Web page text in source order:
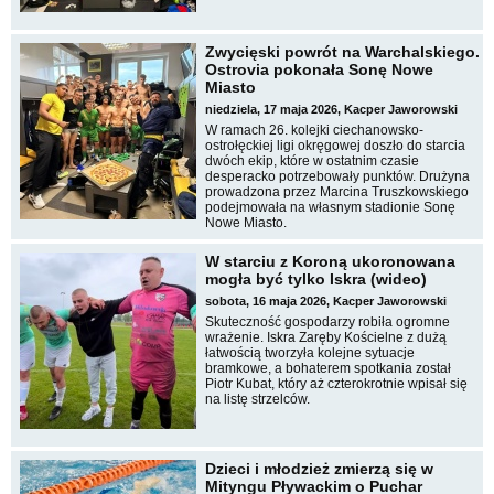
Zwycięski powrót na Warchalskiego.
Ostrovia pokonała Sonę Nowe
Miasto
niedziela, 17 maja 2026, Kacper Jaworowski
W ramach 26. kolejki ciechanowsko-
ostrołęckiej ligi okręgowej doszło do starcia
dwóch ekip, które w ostatnim czasie
desperacko potrzebowały punktów. Drużyna
prowadzona przez Marcina Truszkowskiego
podejmowała na własnym stadionie Sonę
Nowe Miasto.
W starciu z Koroną ukoronowana
mogła być tylko Iskra (wideo)
sobota, 16 maja 2026, Kacper Jaworowski
Skuteczność gospodarzy robiła ogromne
wrażenie. Iskra Zaręby Kościelne z dużą
łatwością tworzyła kolejne sytuacje
bramkowe, a bohaterem spotkania został
Piotr Kubat, który aż czterokrotnie wpisał się
na listę strzelców.
Dzieci i młodzież zmierzą się w
Mityngu Pływackim o Puchar